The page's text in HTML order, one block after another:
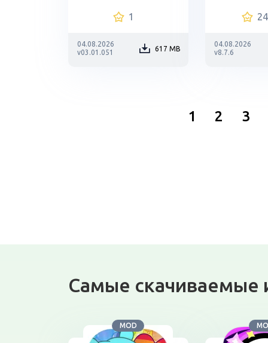
1
04.08.2026
v03.01.051
617 MB
04.08.2026
v8.7.6
1 2 3
Самые скачиваемые
MOD